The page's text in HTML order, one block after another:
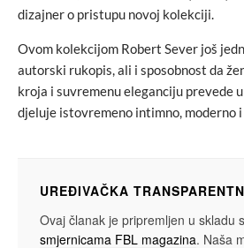
dizajner o pristupu novoj kolekciji.
Ovom kolekcijom Robert Sever još
autorski rukopis, ali i sposobnost da
kroja i suvremenu eleganciju prevede
djeluje istovremeno intimno, moderno i
UREĐIVAČKA
Ovaj članak je pripremljen u skladu
smjernicama FBL magazina. Naša